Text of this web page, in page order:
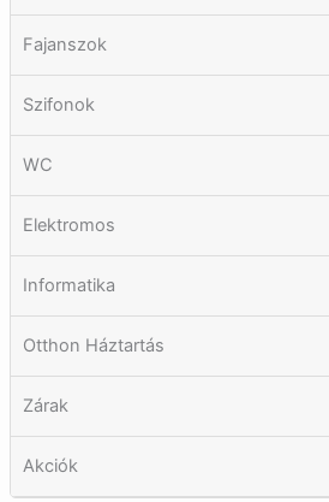
Fajanszok
Szifonok
WC
Elektromos
Informatika
Otthon Háztartás
Zárak
Akciók